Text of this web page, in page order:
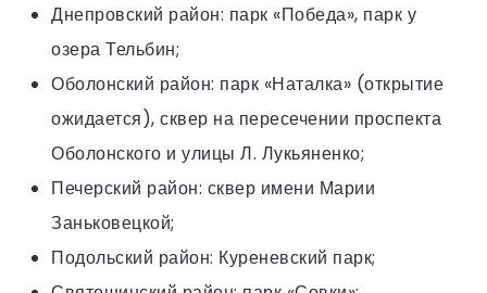
Днепровский район: парк «Победа», парк у
озера Тельбин;
Оболонский район: парк «Наталка» (открытие
ожидается), сквер на пересечении проспекта
Оболонского и улицы Л. Лукьяненко;
Печерский район: сквер имени Марии
Заньковецкой;
Подольский район: Куреневский парк;